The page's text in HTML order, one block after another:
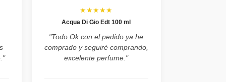
★★★★★
Acqua Di Gio Edt 100 ml
"Todo Ok con el pedido ya he
comprado y seguiré comprando,
excelente perfume."